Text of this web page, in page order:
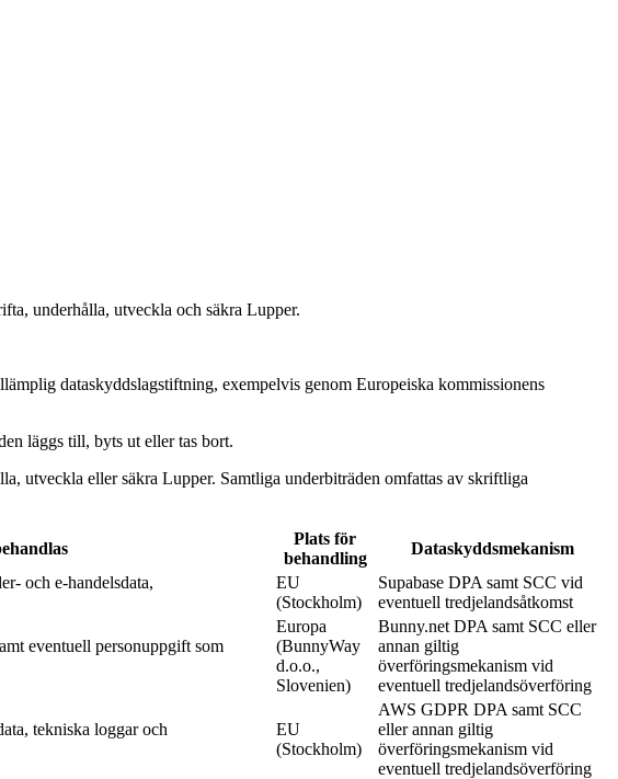
underhålla, utveckla och säkra Lupper.
dataskyddslagstiftning, exempelvis genom Europeiska kommissionens
läggs till, byts ut eller tas bort.
utveckla eller säkra Lupper. Samtliga underbiträden omfattas av skriftliga
Plats för
behandling
Dataskyddsmekanism
och e-handelsdata,
EU
(Stockholm)
Supabase DPA samt SCC vid
eventuell tredjelandsåtkomst
eventuell personuppgift som
Europa
(BunnyWay
d.o.o.,
Slovenien)
Bunny.net DPA samt SCC eller
annan giltig
överföringsmekanism vid
eventuell tredjelandsöverföring
tekniska loggar och
EU
(Stockholm)
AWS GDPR DPA samt SCC
eller annan giltig
överföringsmekanism vid
eventuell tredjelandsöverföring